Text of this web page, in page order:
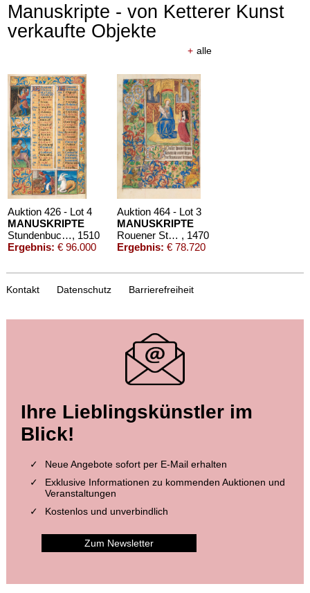
Manuskripte - von Ketterer Kunst
verkaufte Objekte
+ alle
Auktion 426 - Lot 4
MANUSKRIPTE
Stundenbuch um 1500. Manuskript auf Pergament., 1510
Ergebnis: € 96.000
Auktion 464 - Lot 3
MANUSKRIPTE
Rouener Stundenbuch , 1470
Ergebnis: € 78.720
Auktion 604 - Lot 3
MANUSKRIPTE
Augsburger Gebetbuch. Deutsche Handschrift auf Pergament
Ergebnis:€ 63.500
Auktion 516 - Lot 8
MANUSKRIPTE
Kontakt Datenschutz Barrierefreiheit
Ihre Lieblingskünstler im
Blick!
Neue Angebote sofort per E-Mail erhalten
Exklusive Informationen zu kommenden Auktionen und
Veranstaltungen
Kostenlos und unverbindlich
Zum Newsletter